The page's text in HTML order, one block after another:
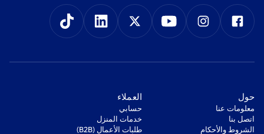
‫حول‬
معلومات عنا
اتصل بنا
‫الشروط والأحكام‬
‫العملاء‬
‫حسابي‬
‫خدمات المنزل‬
‫طلبات الأعمال (B2B)‬